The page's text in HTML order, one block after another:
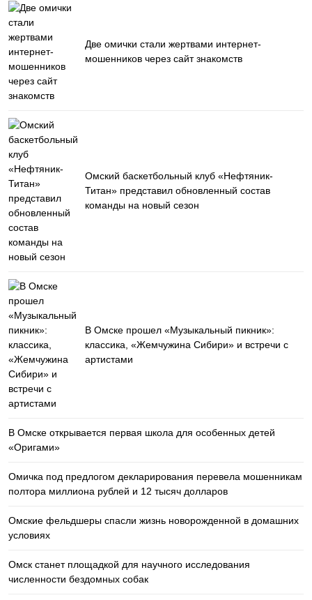
Две омички стали жертвами интернет-
мошенников через сайт знакомств
Омский баскетбольный клуб «Нефтяник-
Титан» представил обновленный состав
команды на новый сезон
В Омске прошел «Музыкальный пикник»:
классика, «Жемчужина Сибири» и встречи с
артистами
В Омске открывается первая школа для особенных детей
«Оригами»
Омичка под предлогом декларирования перевела мошенникам
полтора миллиона рублей и 12 тысяч долларов
Омские фельдшеры спасли жизнь новорожденной в домашних
условиях
Омск станет площадкой для научного исследования
численности бездомных собак